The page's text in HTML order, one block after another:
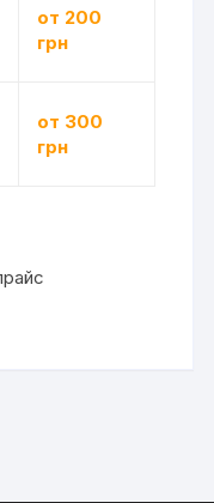
от 200
грн
от 300
грн